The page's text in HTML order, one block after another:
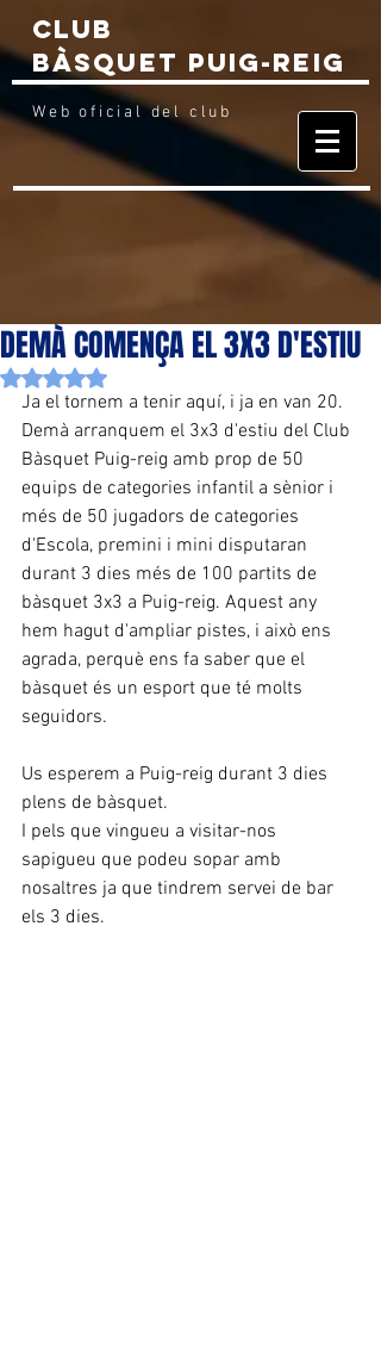
Club
Bàsquet Puig-reig
Weboficial del club
DEMÀ COMENÇA EL 3X3 D'ESTIU
Puntuat amb NaN de 5 estrelles.
Ja el tornem a tenir aquí, i ja en van 20.
Demà arranquem el 3x3 d'estiu del Club
Bàsquet Puig-reig amb prop de 50
equips de categories infantil a sènior i
més de 50 jugadors de categories
d'Escola, premini i mini disputaran
durant 3 dies més de 100 partits de
bàsquet 3x3 a Puig-reig. Aquest any
hem hagut d'ampliar pistes, i això ens
agrada, perquè ens fa saber que el
bàsquet és un esport que té molts
seguidors.
Us esperem a Puig-reig durant 3 dies
plens de bàsquet.
I pels que vingueu a visitar-nos
sapigueu que podeu sopar amb
nosaltres ja que tindrem servei de bar
els 3 dies.